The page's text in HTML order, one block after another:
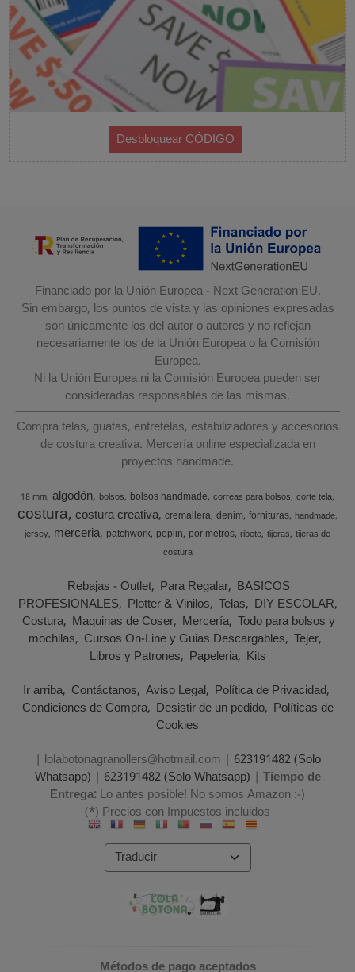
Financiado por la Unión Europea - Next Generation EU.
Sin embargo, los puntos de vista y las opiniones expresadas
son únicamente los del autor o autores y no reflejan
necesariamente los de la Unión Europea o la Comisión
Europea.
Ni la Unión Europea ni la Comisión Europea pueden ser
consideradas responsables de las mismas.
Compra telas, guatas, entretelas, estabilizadores y accesorios
de costura creativa. Mercería online especializada en
proyectos handmade.
18 mm algodón bolsos bolsos handmade correas para bolsos corte tela
costura costura creativa cremallera denim fornituras handmade
jersey merceria patchwork poplin por metros ribete tijeras tijeras de
costura
Rebajas - Outlet Para Regalar BASICOS
PROFESIONALES Plotter & Vinilos Telas DIY ESCOLAR
Costura Maquinas de Coser Mercería Todo para bolsos y
mochilas Cursos On-Line y Guias Descargables Tejer
Libros y Patrones Papeleria Kits
Ir arriba Contáctanos Aviso Legal Política de Privacidad
Condiciones de Compra Desistir de un pedido Políticas de
Cookies
| lolabotonagranollers@hotmail.com | 623191482 (Solo
Whatsapp) | 623191482 (Solo Whatsapp) | Tiempo de
Entrega:Lo antes posible! No somos Amazon :-)
(*) Precios con Impuestos incluidos
Métodos de pago aceptados